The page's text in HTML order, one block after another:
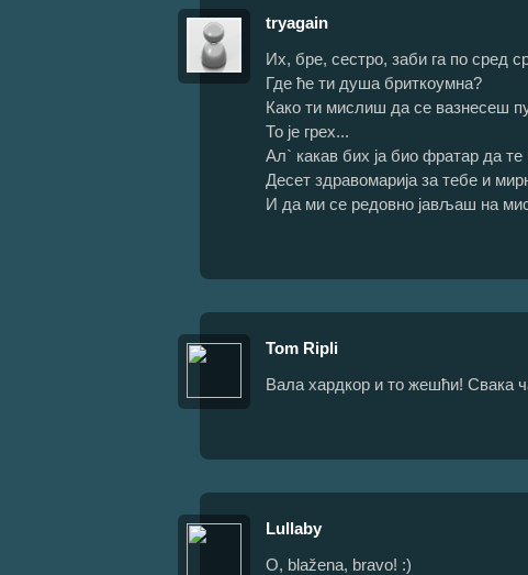
tryagain
Их, бре, сестро, заби га по сред
Где ће ти душа бриткоумна?
Како ти мислиш да се вазнесеш
То је грех...
Ал` какав бих ја био фратар да
Десет здравомарија за тебе и
И да ми се редовно јављаш на
Tom Ripli
Вала хардкор и то жешћи! Свака
Lullaby
O, blažena, bravo! :)